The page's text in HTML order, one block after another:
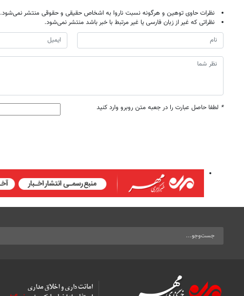
نظرات حاوی توهین و هرگونه نسبت ناروا به اشخاص حقیقی و حقوقی منتشر نمی‌شود.
نظراتی که غیر از زبان فارسی یا غیر مرتبط با خبر باشد منتشر نمی‌شود.
* لطفا حاصل عبارت را در جعبه متن روبرو وارد کنید